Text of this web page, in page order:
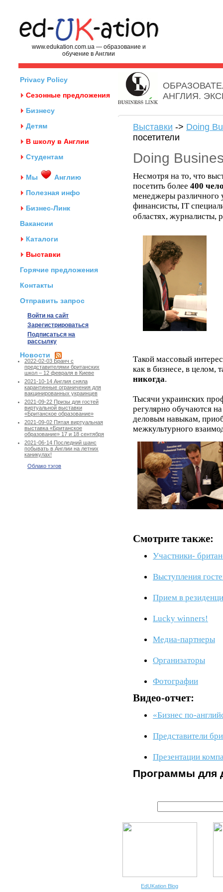
www.edukation.com.ua — образование и
обучение в Англии
Privacy Policy
Сезонные предложения
Бизнесу
Детям
В школу в Англии
Студентам
Мы
Англию
Полезная инфо
Бизнес-Линк
Вакансии
Каталоги
Выставки
Горячие предложения
Контакты
Отправить запрос
Войти на сайт
Зарегистрироваться
Подписаться на
рассылку
Новости
2022-02-03 Бранч с
представителями британских
школ – 12 февраля в Киеве
2021-10-14 Англия сняла
карантинные ограничения для
вакцинированных украинцев
2021-09-22 Призы для гостей
виртуальной выставки
«Британское образование»
2021-09-02 Пятая виртуальная
выставка «Британское
образование» 17 и 18 сентября
2021-06-14 Последний шанс
побывать в Англии на летних
каникулах!
Облако тэгов
АНГЛИЯ.
Выставки -> Doing
посетители
Doing
Несмотря на то, что
посетить более 400
менеджеры различного
финансисты, IT
областях, журналисты,
Такой массовый
как в бизнесе, в целом,
никогда.
Тысячи украинских
регулярно обучаются
деловым навыкам,
межкультурного
Смотрите также:
Участники-
Выступления
Прием в
Lucky winners!
Медиа-партнеры
Организаторы
Фотографии
Видео-отчет:
«Бизнес по-
Представители
Презентации
Программы для
EdUKation Blog